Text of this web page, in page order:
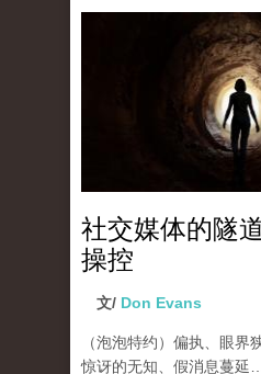
社交媒体的隧
操控
文/ Don Evans
（泡泡特约） 偏执、眼界
惊讶的无知、假消息蔓